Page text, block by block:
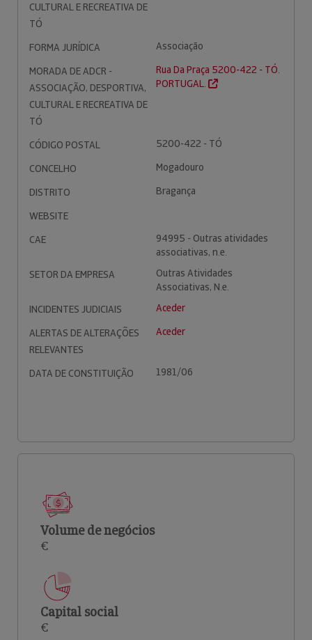
CULTURAL E RECREATIVA DE
TÓ
FORMA JURÍDICA
Associação
MORADA DE ADCR -
ASSOCIAÇÃO, DESPORTIVA,
CULTURAL E RECREATIVA DE
TÓ
Rua Da Praça 5200-422 - TÓ.
PORTUGAL.
CÓDIGO POSTAL
5200-422 - TÓ
CONCELHO
Mogadouro
DISTRITO
Bragança
WEBSITE
CAE
94995 - Outras atividades
associativas, n.e.
SETOR DA EMPRESA
Outras Atividades
Associativas, N.e.
INCIDENTES JUDICIAIS
Aceder
ALERTAS DE ALTERAÇÕES
RELEVANTES
Aceder
DATA DE CONSTITUIÇÃO 1981/06
Volume de negócios
€
Capital social
€